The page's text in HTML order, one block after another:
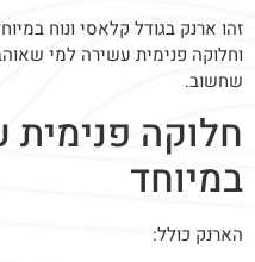
זהו ארנק בגודל קלאסי ונוח
וחלוקה פנימית עשירה למי
שחשוב.
חלוקה פנימית
במיוחד
הארנק כולל: